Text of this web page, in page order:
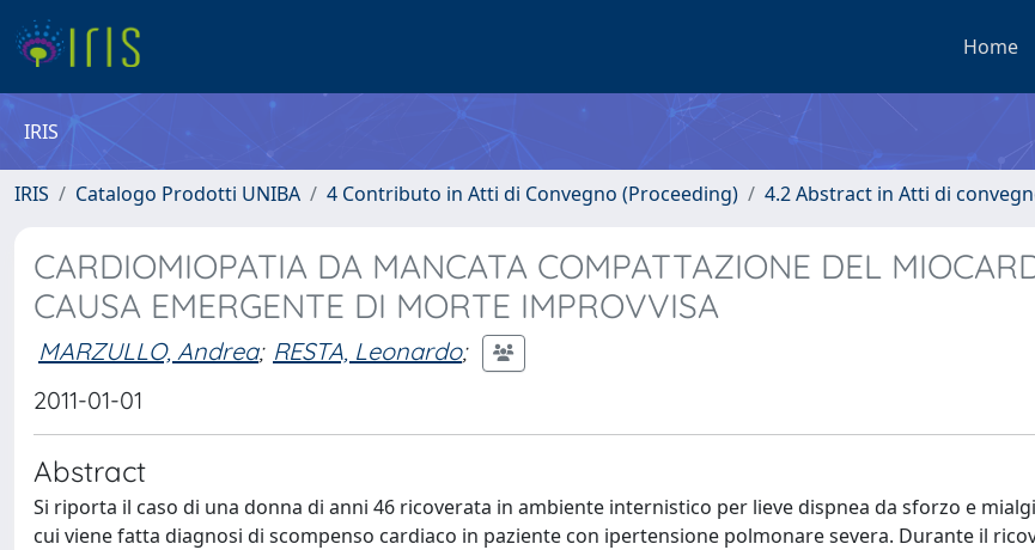
Home
IRIS
IRIS Catalogo Prodotti UNIBA 4 Contributo in Atti di Convegno (Proceeding) 4.2 Abstract in Atti di
CARDIOMIOPATIA DA MANCATA COMPATTAZIONE DEL
CAUSA EMERGENTE DI MORTE IMPROVVISA
MARZULLO, Andrea; RESTA, Leonardo;
2011-01-01
Abstract
Si riporta il caso di una donna di anni 46 ricoverata in ambiente internistico per lieve dispnea da sforzo e
cui viene fatta diagnosi di scompenso cardiaco in paziente con ipertensione polmonare severa. Durante il